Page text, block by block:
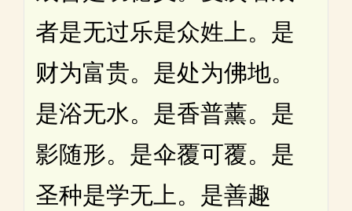
者是无过乐是众姓上。是
财为富贵。是处为佛地。
是浴无水。是香普薰。是
影随形。是伞覆可覆。是
圣种是学无上。是善趣